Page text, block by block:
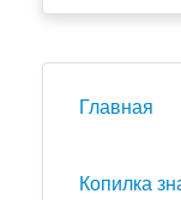
Новости
Главная
Копилка